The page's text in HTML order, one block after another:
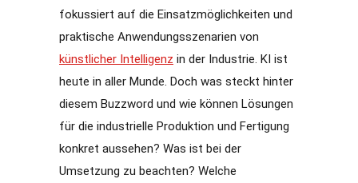
fokussiert auf die Einsatzmöglichkeiten und
praktische Anwendungsszenarien von
künstlicher Intelligenz in der Industrie. KI ist
heute in aller Munde. Doch was steckt hinter
diesem Buzzword und wie können Lösungen
für die industrielle Produktion und Fertigung
konkret aussehen? Was ist bei der
Umsetzung zu beachten? Welche